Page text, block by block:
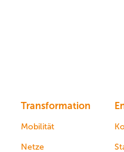
Transformation
Mobilität
Netze